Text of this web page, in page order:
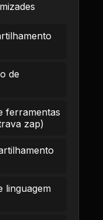
de
ferramentas
zap)
linguagem